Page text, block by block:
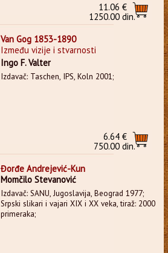
11.06 €
1250.00 din.
Van Gog 1853-1890
Između vizije i stvarnosti
Ingo F. Valter
Izdavač: Taschen, IPS, Koln 2001;
6.64 €
750.00 din.
Đorđe Andrejević-Kun
Momčilo Stevanović
Izdavač: SANU, Jugoslavija, Beograd 1977;
Srpski slikari i vajari XIX i XX veka, tiraž: 2000
primeraka;